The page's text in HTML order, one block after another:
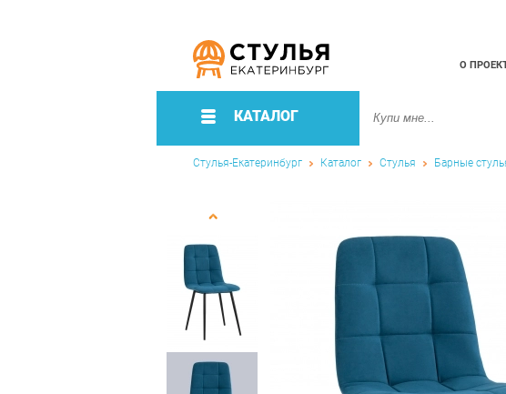
О
КАТАЛОГ
Стулья-Екатеринбург Каталог Стулья Барные